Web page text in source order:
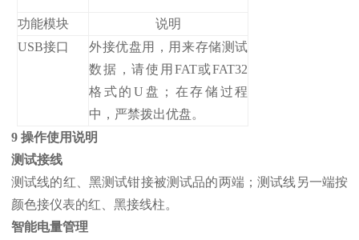
功能模块
说明
USB接口
外接优盘用，用来存储测试
数据，请使用FAT或FAT32
格式的U盘；在存储过程
中，严禁拨出优盘。
9 操作使用说明
测试接线
测试线的红、黑测试钳接被测试品的两端；测试线另一端按
颜色接仪表的红、黑接线柱。
智能电量管理